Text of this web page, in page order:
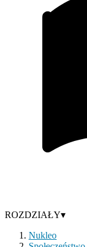
ROZDZIAŁY▾
Nukleo